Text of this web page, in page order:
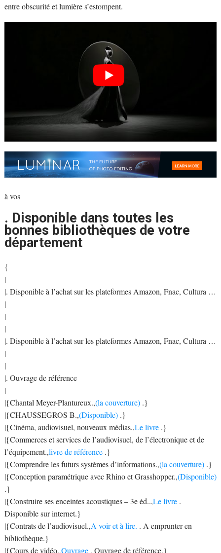
entre obscurité et lumière s’estompent.
à vos
. Disponible dans toutes les
bonnes bibliothèques de votre
département
{
|
|. Disponible à l’achat sur les plateformes Amazon, Fnac, Cultura …
|
|
|
|. Disponible à l’achat sur les plateformes Amazon, Fnac, Cultura …
|
|
|. Ouvrage de référence
|
|{Chantal Meyer-Plantureux.,(la couverture) .}
|{CHAUSSEGROS B.,(Disponible) .}
|{Cinéma, audiovisuel, nouveaux médias.,Le livre .}
|{Commerces et services de l’audiovisuel, de l’électronique et de
l’équipement.,livre de référence .}
|{Comprendre les futurs systèmes d’informations.,(la couverture) .}
|{Conception paramétrique avec Rhino et Grasshopper.,(Disponible)
.}
|{Construire ses enceintes acoustiques – 3e éd..,Le livre .
Disponible sur internet.}
|{Contrats de l’audiovisuel.,A voir et à lire. . A emprunter en
bibliothèque.}
|{Cours de vidéo.,Ouvrage . Ouvrage de référence.}